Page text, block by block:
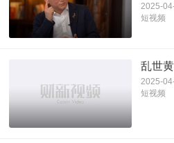
2025-
短视频
乱世
2025-
短视频